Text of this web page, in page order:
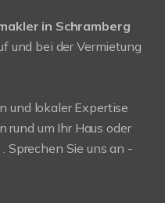
in Schramberg
und bei der Vermietung
und lokaler Expertise
rund um Ihr Haus oder
Sprechen Sie uns an -